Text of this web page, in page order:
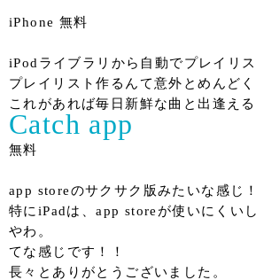
iPhone 無料
iPodライブラリから自動でプレイリ
プレイリスト作るんて意外とめんどく
これがあれば毎日新鮮な曲と出逢える
Catch app
無料
app storeのサクサク版みたいな感じ！
特にiPadは、app storeが使いにくい
やわ。
てな感じです！！
長々とありがとうございました。